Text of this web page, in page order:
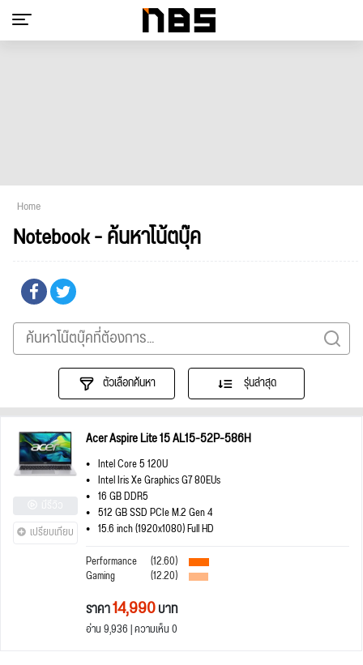
Home
Notebook - ค้นหาโน้ตบุ๊ค
ตัวเลือกค้นหา รุ่นล่าสุด
เปรียบเทียบ
Acer Aspire Lite 15 AL15-52P-586H
Intel Core 5 120U
Intel Iris Xe Graphics G7 80EUs
16 GB DDR5
512 GB SSD PCIe M.2 Gen 4
15.6 inch (1920x1080) Full HD
Performance
(12.60)
Gaming (12.20)
ราคา14,990บาท
อ่าน 9,936 | ความเห็น 0